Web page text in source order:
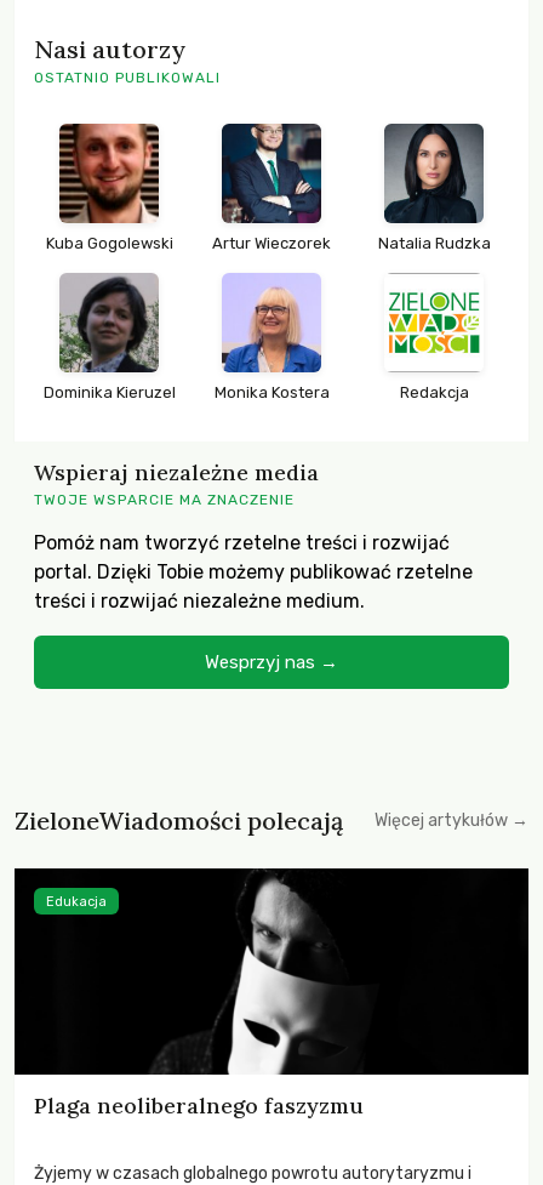
Nasi autorzy
OSTATNIO PUBLIKOWALI
Kuba Gogolewski Artur Wieczorek Natalia Rudzka
Dominika Kieruzel Monika Kostera Redakcja
Wspieraj niezależne media
TWOJE WSPARCIE MA ZNACZENIE
Pomóż nam tworzyć rzetelne treści i rozwijać
portal. Dzięki Tobie możemy publikować rzetelne
treści i rozwijać niezależne medium.
Wesprzyj nas →
ZieloneWiadomości polecają Więcej artykułów →
Plaga neoliberalnego faszyzmu
Żyjemy w czasach globalnego powrotu autorytaryzmu i
Edukacja